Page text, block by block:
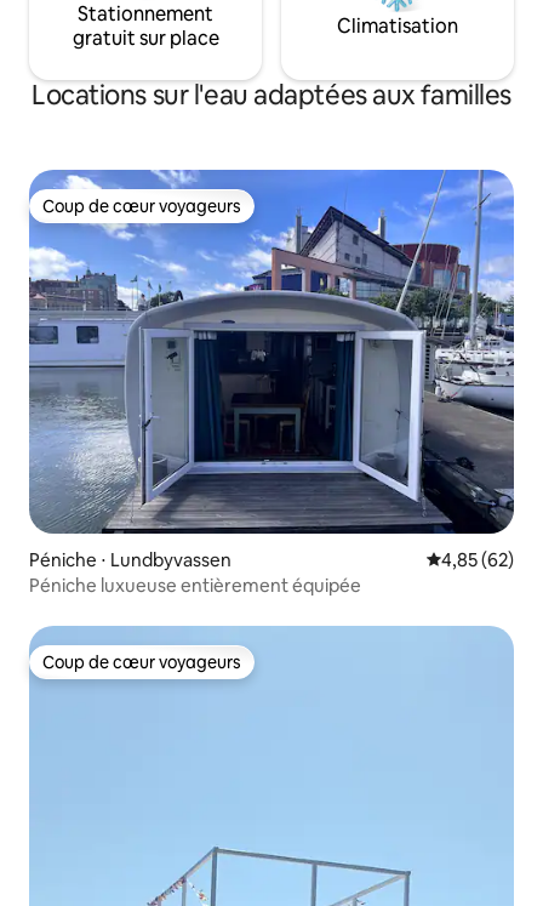
Stationnement
gratuit sur place
Climatisation
Locations sur l'eau adaptées aux familles
Coup de cœur voyageurs
Coup de cœur voyageurs
Péniche ⋅ Lundbyvassen Évaluation
4,85 (62)
Péniche luxueuse entièrement équipée
Coup de cœur voyageurs
Coup de cœur voyageurs